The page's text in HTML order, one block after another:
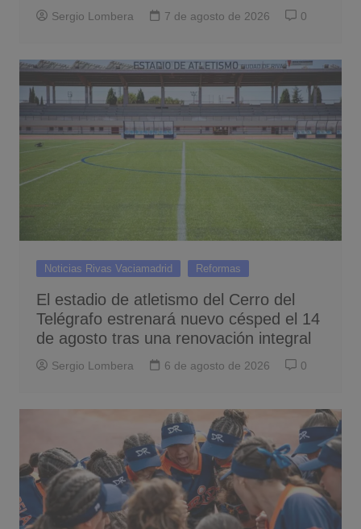
Sergio Lombera 7 de agosto de 2026 0
Noticias Rivas Vaciamadrid Reformas
El estadio de atletismo del Cerro del
Telégrafo estrenará nuevo césped el 14
de agosto tras una renovación integral
Sergio Lombera 6 de agosto de 2026 0